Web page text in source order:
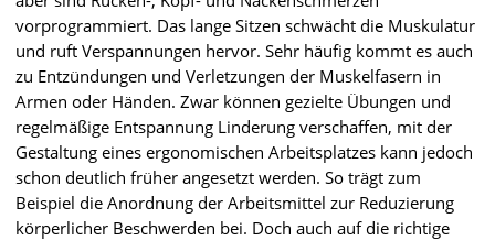
vorprogrammiert. Das lange Sitzen schwächt die Muskulatur
und ruft Verspannungen hervor. Sehr häufig kommt es auch
zu Entzündungen und Verletzungen der Muskelfasern in
Armen oder Händen. Zwar können gezielte Übungen und
regelmäßige Entspannung Linderung verschaffen, mit der
Gestaltung eines ergonomischen Arbeitsplatzes kann jedoch
schon deutlich früher angesetzt werden. So trägt zum
Beispiel die Anordnung der Arbeitsmittel zur Reduzierung
körperlicher Beschwerden bei. Doch auch auf die richtige